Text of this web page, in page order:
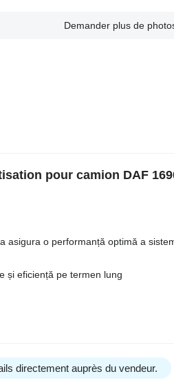
Demander plus de
pour camion DAF
asigura o performanță optimă a
și eficiență pe termen lung
directement auprès du vendeur.